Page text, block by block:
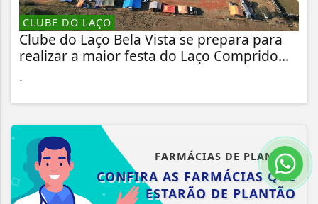
CLUBE DO LAÇO
Clube do Laço Bela Vista se prepara para
realizar a maior festa do Laço Comprido...
.
FARMÁCIAS DE PLANTÃO
CONFIRA AS FARMÁCIAS QUE
ESTARÃO DE PLANTÃO